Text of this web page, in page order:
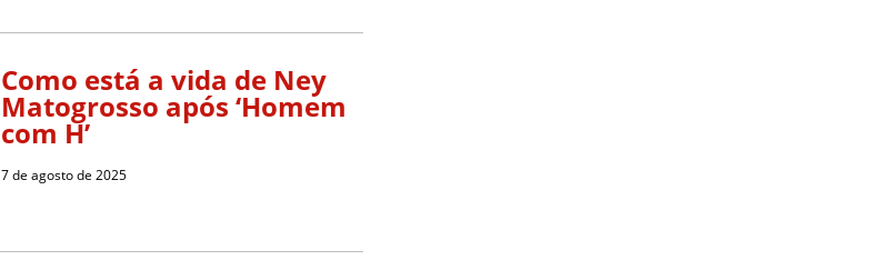
Como está a vida de Ney
Matogrosso após ‘Homem
com H’
7 de agosto de 2025